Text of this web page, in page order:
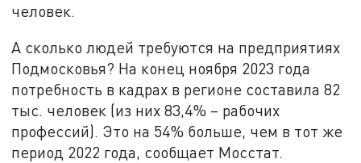
человек.
А сколько людей требуются на предприятиях
Подмосковья? На конец ноября 2023 года
потребность в кадрах в регионе составила 82
тыс. человек (из них 83,4% – рабочих
профессий). Это на 54% больше, чем в тот же
период 2022 года, сообщает Мосстат.